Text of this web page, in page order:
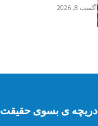
آگست 8, 2026
دریچه ی بسوی حقیقت